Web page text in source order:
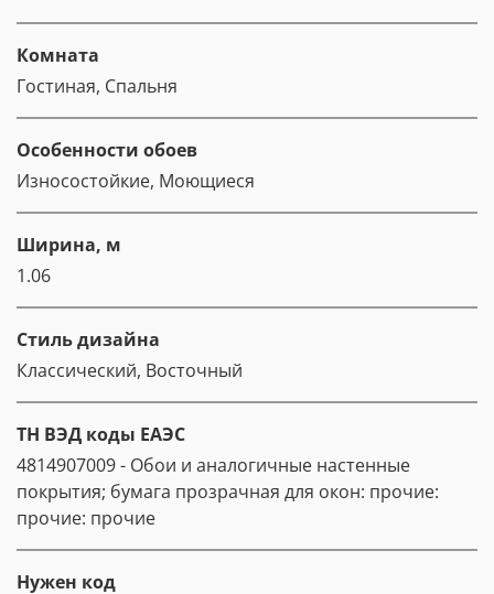
Комната
Гостиная, Спальня
Особенности обоев
Износостойкие, Моющиеся
Ширина, м
1.06
Стиль дизайна
Классический, Восточный
ТН ВЭД коды ЕАЭС
4814907009 - Обои и аналогичные настенные
покрытия; бумага прозрачная для окон: прочие:
прочие: прочие
Нужен код